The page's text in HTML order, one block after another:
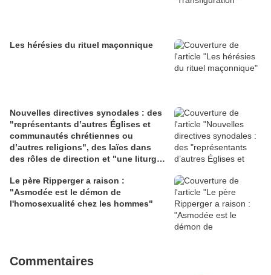
Les hérésies du rituel maçonnique
Nouvelles directives synodales : des
"représentants d’autres Églises et
communautés chrétiennes ou
d’autres religions", des laïcs dans
des rôles de direction et "une liturgie
Le père Ripperger a raison :
"Asmodée est le démon de
l'homosexualité chez les hommes"
Commentaires